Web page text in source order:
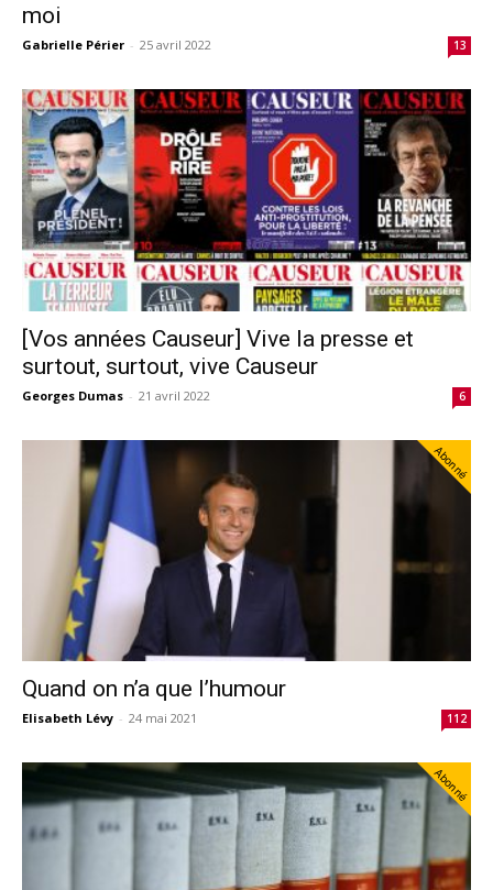
moi
Gabrielle Périer - 25 avril 2022 13
[Vos années Causeur] Vive la presse et
surtout, surtout, vive Causeur
Georges Dumas - 21 avril 2022 6
Abonné
Quand on n’a que l’humour
Elisabeth Lévy - 24 mai 2021 112
Abonné